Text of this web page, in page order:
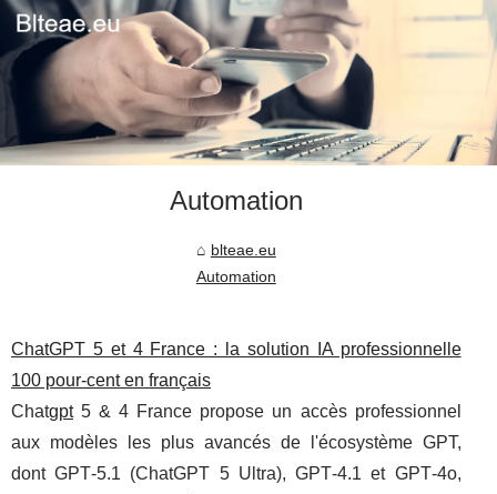
Automation
blteae.eu
Automation
ChatGPT 5 et 4 France : la solution IA professionnelle
100 pour-cent en français
Chatgpt5 & 4 France propose un accès professionnel
aux modèles les plus avancés de l'écosystème GPT,
dont GPT‑5.1 (ChatGPT 5 Ultra), GPT‑4.1 et GPT‑4o,